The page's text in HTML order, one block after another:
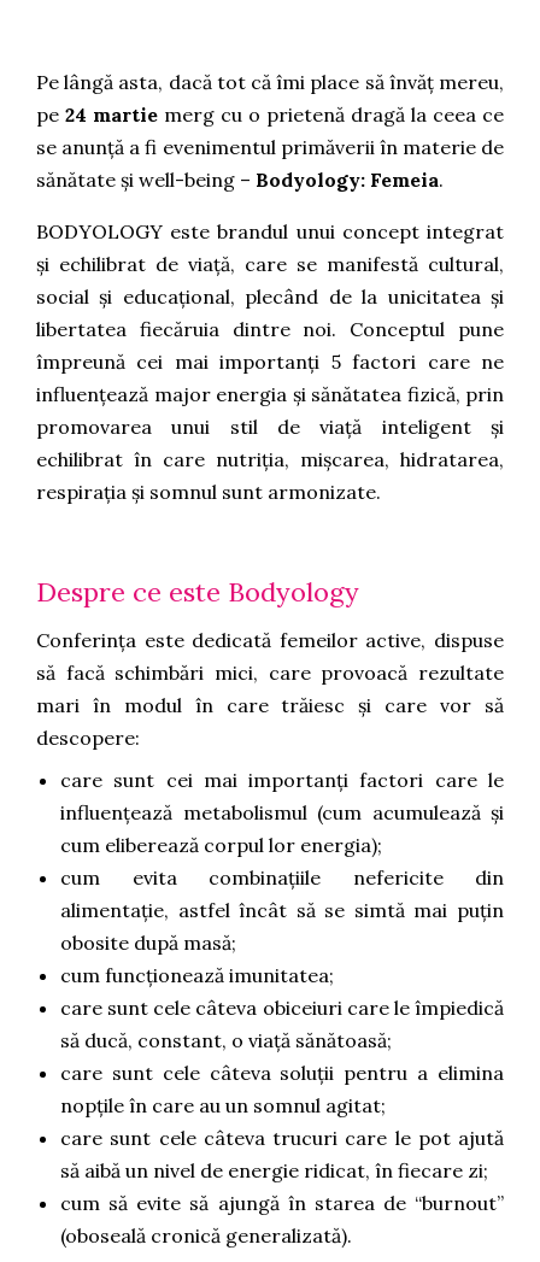
Pe lângă asta, dacă tot că îmi place să învăț mereu,
pe 24 martie merg cu o prietenă dragă la ceea ce
se anunță a fi evenimentul primăverii în materie de
sănătate și well-being – Bodyology: Femeia.
BODYOLOGY este brandul unui concept integrat
și echilibrat de viață, care se manifestă cultural,
social și educațional, plecând de la unicitatea și
libertatea fiecăruia dintre noi. Conceptul pune
împreună cei mai importanți 5 factori care ne
influențează major energia și sănătatea fizică, prin
promovarea unui stil de viață inteligent și
echilibrat în care nutriția, mișcarea, hidratarea,
respirația și somnul sunt armonizate.
Despre ce este Bodyology
Conferința este dedicată femeilor active, dispuse
să facă schimbări mici, care provoacă rezultate
mari în modul în care trăiesc și care vor să
descopere:
care sunt cei mai importanți factori care le
influențează metabolismul (cum acumulează și
cum eliberează corpul lor energia);
cum evita combinațiile nefericite din
alimentație, astfel încât să se simtă mai puțin
obosite după masă;
cum funcționează imunitatea;
care sunt cele câteva obiceiuri care le împiedică
să ducă, constant, o viață sănătoasă;
care sunt cele câteva soluții pentru a elimina
nopțile în care au un somnul agitat;
care sunt cele câteva trucuri care le pot ajută
să aibă un nivel de energie ridicat, în fiecare zi;
cum să evite să ajungă în starea de “burnout”
(oboseală cronică generalizată).